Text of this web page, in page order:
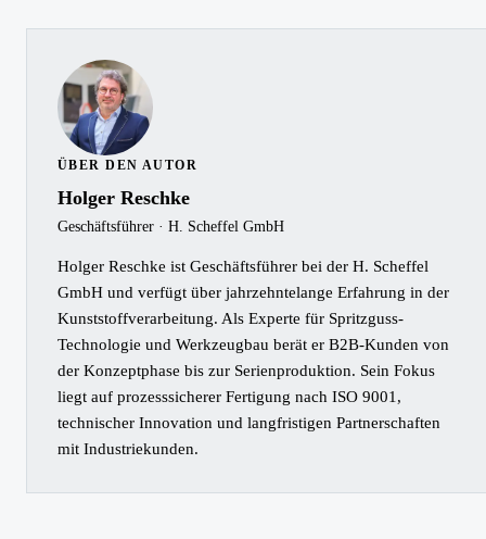
ÜBER DEN AUTOR
Holger Reschke
Geschäftsführer · H. Scheffel GmbH
Holger Reschke ist Geschäftsführer bei der H. Scheffel
GmbH und verfügt über jahrzehntelange Erfahrung in der
Kunststoffverarbeitung. Als Experte für Spritzguss-
Technologie und Werkzeugbau berät er B2B-Kunden von
der Konzeptphase bis zur Serienproduktion. Sein Fokus
liegt auf prozesssicherer Fertigung nach ISO 9001,
technischer Innovation und langfristigen Partnerschaften
mit Industriekunden.